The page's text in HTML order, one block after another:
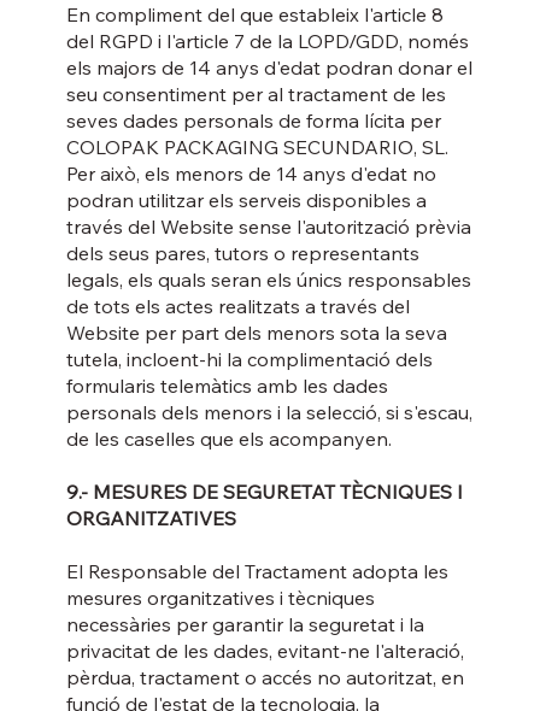
En compliment del que estableix l'article 8
del RGPD i l'article 7 de la LOPD/GDD, només
els majors de 14 anys d'edat podran donar el
seu consentiment per al tractament de les
seves dades personals de forma lícita per
COLOPAK PACKAGING SECUNDARIO, SL.
Per això, els menors de 14 anys d'edat no
podran utilitzar els serveis disponibles a
través del Website sense l'autorització prèvia
dels seus pares, tutors o representants
legals, els quals seran els únics responsables
de tots els actes realitzats a través del
Website per part dels menors sota la seva
tutela, incloent-hi la complimentació dels
formularis telemàtics amb les dades
personals dels menors i la selecció, si s'escau,
de les caselles que els acompanyen.
9.- MESURES DE SEGURETAT TÈCNIQUES I
ORGANITZATIVES
El Responsable del Tractament adopta les
mesures organitzatives i tècniques
necessàries per garantir la seguretat i la
privacitat de les dades, evitant-ne l'alteració,
pèrdua, tractament o accés no autoritzat, en
funció de l'estat de la tecnologia, la